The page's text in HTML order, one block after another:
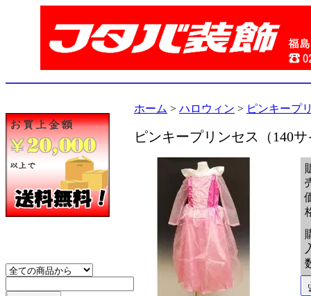
ホーム > ハロウィン > ピンキープ
ピンキープリンセス（140